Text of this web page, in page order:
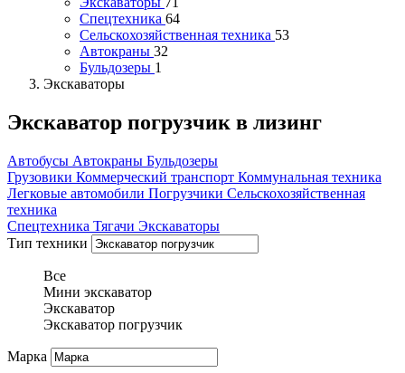
Спецтехника 64
Сельскохозяйственная техника 53
Автокраны 32
Бульдозеры 1
Экскаваторы
Экскаватор погрузчик в лизинг
Автобусы Автокраны Бульдозеры
Грузовики Коммерческий транспорт Коммунальная техника
Легковые автомобили Погрузчики Сельскохозяйственная
техника
Спецтехника Тягачи Экскаваторы
Тип техники
Все
Мини экскаватор
Экскаватор
Экскаватор погрузчик
Марка